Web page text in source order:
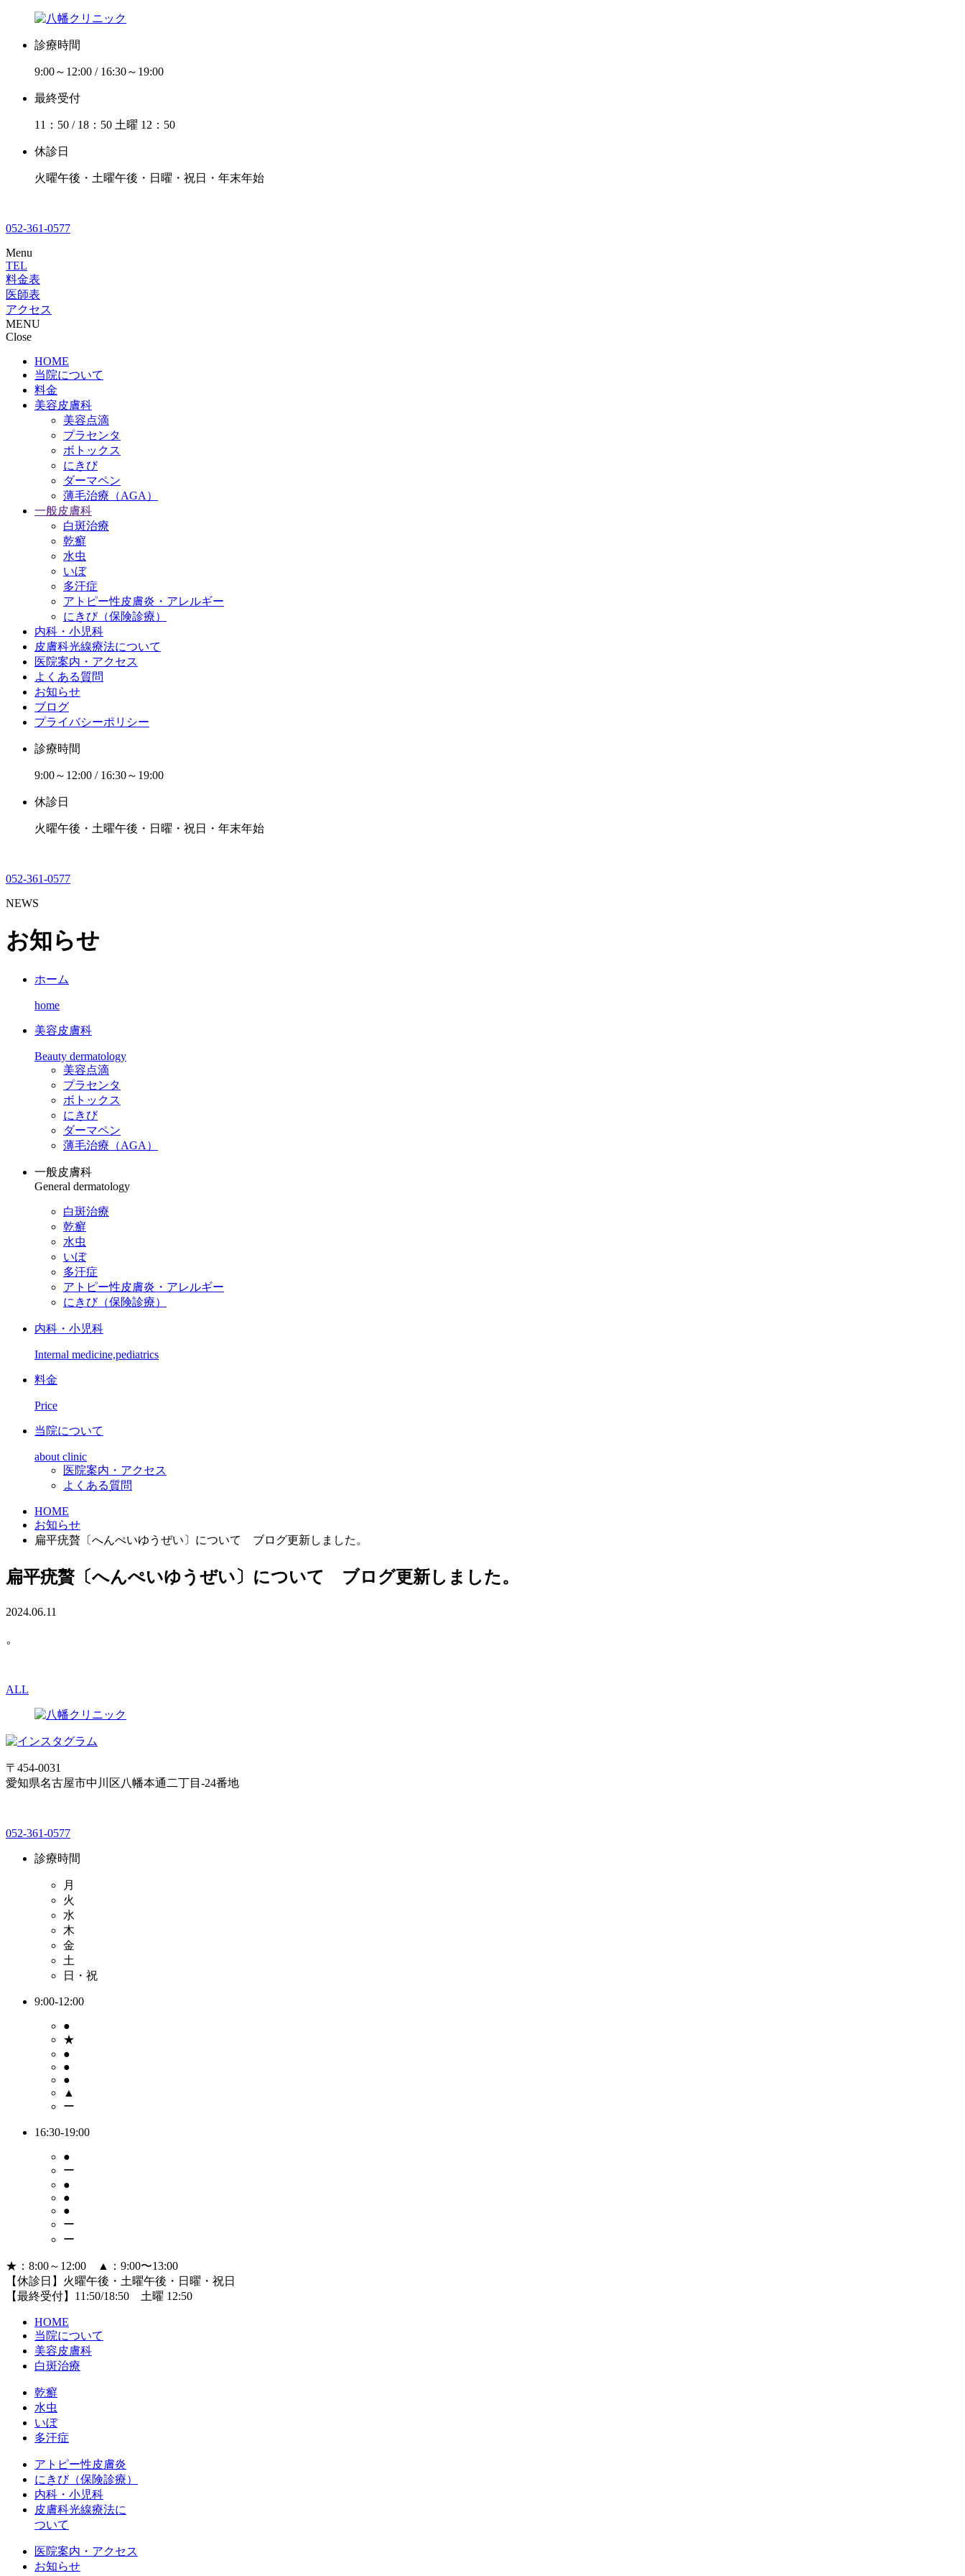
診療時間
9:00～12:00 / 16:30～19:00
最終受付
11：50 / 18：50 土曜 12：50
休診日
火曜午後・土曜午後・日曜・祝日・年末年始
052-361-0577
Menu
TEL
料金表
医師表
アクセス
MENU
Close
HOME
当院について
料金
美容皮膚科
美容点滴
プラセンタ
ボトックス
にきび
ダーマペン
薄毛治療（AGA）
一般皮膚科
白斑治療
乾癬
水虫
いぼ
多汗症
アトピー性皮膚炎・アレルギー
にきび（保険診療）
内科・小児科
皮膚科光線療法について
医院案内・アクセス
よくある質問
お知らせ
ブログ
プライバシーポリシー
診療時間
9:00～12:00 / 16:30～19:00
休診日
火曜午後・土曜午後・日曜・祝日・年末年始
052-361-0577
NEWS
お知らせ
ホーム
home
美容皮膚科
Beauty dermatology
美容点滴
プラセンタ
ボトックス
にきび
ダーマペン
薄毛治療（AGA）
一般皮膚科
General dermatology
白斑治療
乾癬
水虫
いぼ
多汗症
アトピー性皮膚炎・アレルギー
にきび（保険診療）
内科・小児科
Internal medicine,pediatrics
料金
Price
当院について
about clinic
医院案内・アクセス
よくある質問
HOME
お知らせ
扁平疣贅〔へんぺいゆうぜい〕について ブログ更新しました。
扁平疣贅〔へんぺいゆうぜい〕について ブログ更新しました。
2024.06.11
。
ALL
〒454-0031
愛知県名古屋市中川区八幡本通二丁目-24番地
052-361-0577
診療時間
月
火
水
木
金
土
日・祝
9:00-12:00
●
★
●
●
●
▲
ー
16:30-19:00
●
ー
●
●
●
ー
ー
★ ：8:00～12:00 ▲
：9:00〜13:00
【休診日】火曜午後・土曜午後・日曜・祝日
【最終受付】11:50/18:50 土曜 12:50
HOME
当院について
美容皮膚科
白斑治療
乾癬
水虫
いぼ
多汗症
アトピー性皮膚炎
にきび（保険診療）
内科・小児科
皮膚科光線療法に
ついて
医院案内・アクセス
お知らせ